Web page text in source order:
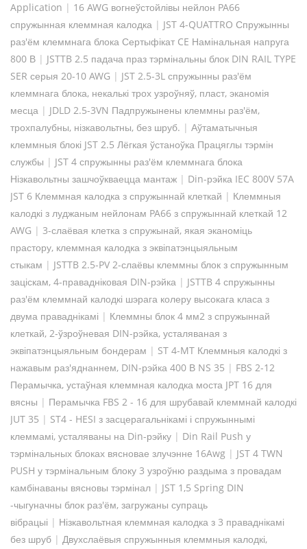
Application | 16 AWG вогнеўстойлівы нейлон PA66
спружынная клеммная калодка | JST 4-QUATTRO Спружынны
раз'ём клеммнага блока Сертыфікат CE Намінальная напруга
800 В | JSTTB 2.5 падача праз тэрмінальны блок DIN RAIL TYPE
SER серыя 20-10 AWG | JST 2.5-3L спружынны раз'ём
клеммнага блока, некалькі трох узроўняў, пласт, эканомія
месца | JDLD 2.5-3VN Падпружынены клеммны раз'ём,
трохпалубны, нізкавольтны, без шруб. | Аўтаматычныя
клеммныя блокі JST 2.5 Лёгкая ўстаноўка Працяглы тэрмін
службы | JST 4 спружынны раз'ём клеммнага блока
Нізкавольтны зашчоўкваецца мантаж | Din-рэйка IEC 800V 57A
JST 6 Клеммная калодка з спружыннай клеткай | Клеммныя
калодкі з луджаным нейлонам PA66 з спружыннай клеткай 12
AWG | 3-слаёвая клетка з спружынай, якая эканоміць
прастору, клеммная калодка з эквіпатэнцыяльным
стыкам | JSTTB 2.5-PV 2-слаёвы клеммны блок з спружынным
заціскам, 4-правадніковая DIN-рэйка | JSTTB 4 спружынны
раз'ём клеммнай калодкі шэрага колеру высокага класа з
двума праваднікамі | Клеммны блок 4 мм2 з спружыннай
клеткай, 2-ўзроўневая DIN-рэйка, усталяваная з
эквіпатэнцыяльным бондерам | ST 4-MT Клеммныя калодкі з
нажавым раз'яднаннем, DIN-рэйка 400 В NS 35 | FBS 2-12
Перамычка, устаўная клеммная калодка моста JPT 16 для
вясны | Перамычка FBS 2 - 16 для шрубавай клеммнай калодкі
JUT 35 | ST4 - HESI з засцерагальнікамі і спружыннымі
клеммамі, усталяваны на Din-рэйку | Din Rail Push у
тэрмінальных блоках вясновае злучэнне 16Awg | JST 4 TWN
PUSH у тэрмінальным блоку 3 узроўню раздыма з провадам
камбінаваны вясновы тэрмінал | JST 1,5 Spring DIN
-чыгуначны блок раз'ём, загружаны супраць
вібрацыі | Нізкавольтная клеммная калодка з 3 праваднікамі
без шруб | Двухслаёвыя спружынныя клеммныя калодкі,